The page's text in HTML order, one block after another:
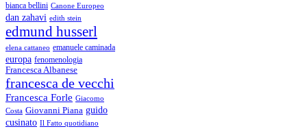
bianca bellini Canone Europeo
dan zahavi edith stein
edmund husserl
elena cattaneo emanuele caminada
europa fenomenologia
Francesca Albanese
francesca de vecchi
Francesca Forle Giacomo
Costa Giovanni Piana guido
cusinato Il Fatto quotidiano